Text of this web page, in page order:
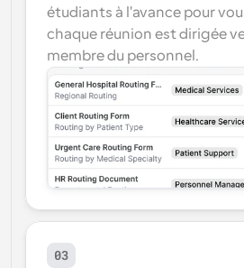
étudiants à l'avance pour
chaque réunion est dirigée
membre du personnel.
03